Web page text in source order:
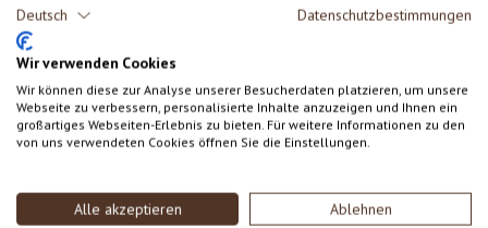
Deutsch Datenschutzbestimmungen
Wir verwenden Cookies
Wir können diese zur Analyse unserer Besucherdaten platzieren, um unsere
Webseite zu verbessern, personalisierte Inhalte anzuzeigen und Ihnen ein
großartiges Webseiten-Erlebnis zu bieten. Für weitere Informationen zu den
von uns verwendeten Cookies öffnen Sie die Einstellungen.
Alle akzeptieren Ablehnen
sein.
0 von 0 Bewertungen
Durchschnittliche Bewertung von 0 von 5 Sternen
Gib eine Bewertung ab!